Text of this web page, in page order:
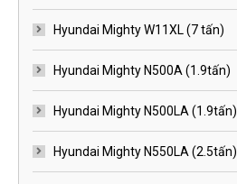
Hyundai Mighty W11XL (7 tấn)
Hyundai Mighty N500A (1.9tấn)
Hyundai Mighty N500LA (1.9tấn)
Hyundai Mighty N550LA (2.5tấn)